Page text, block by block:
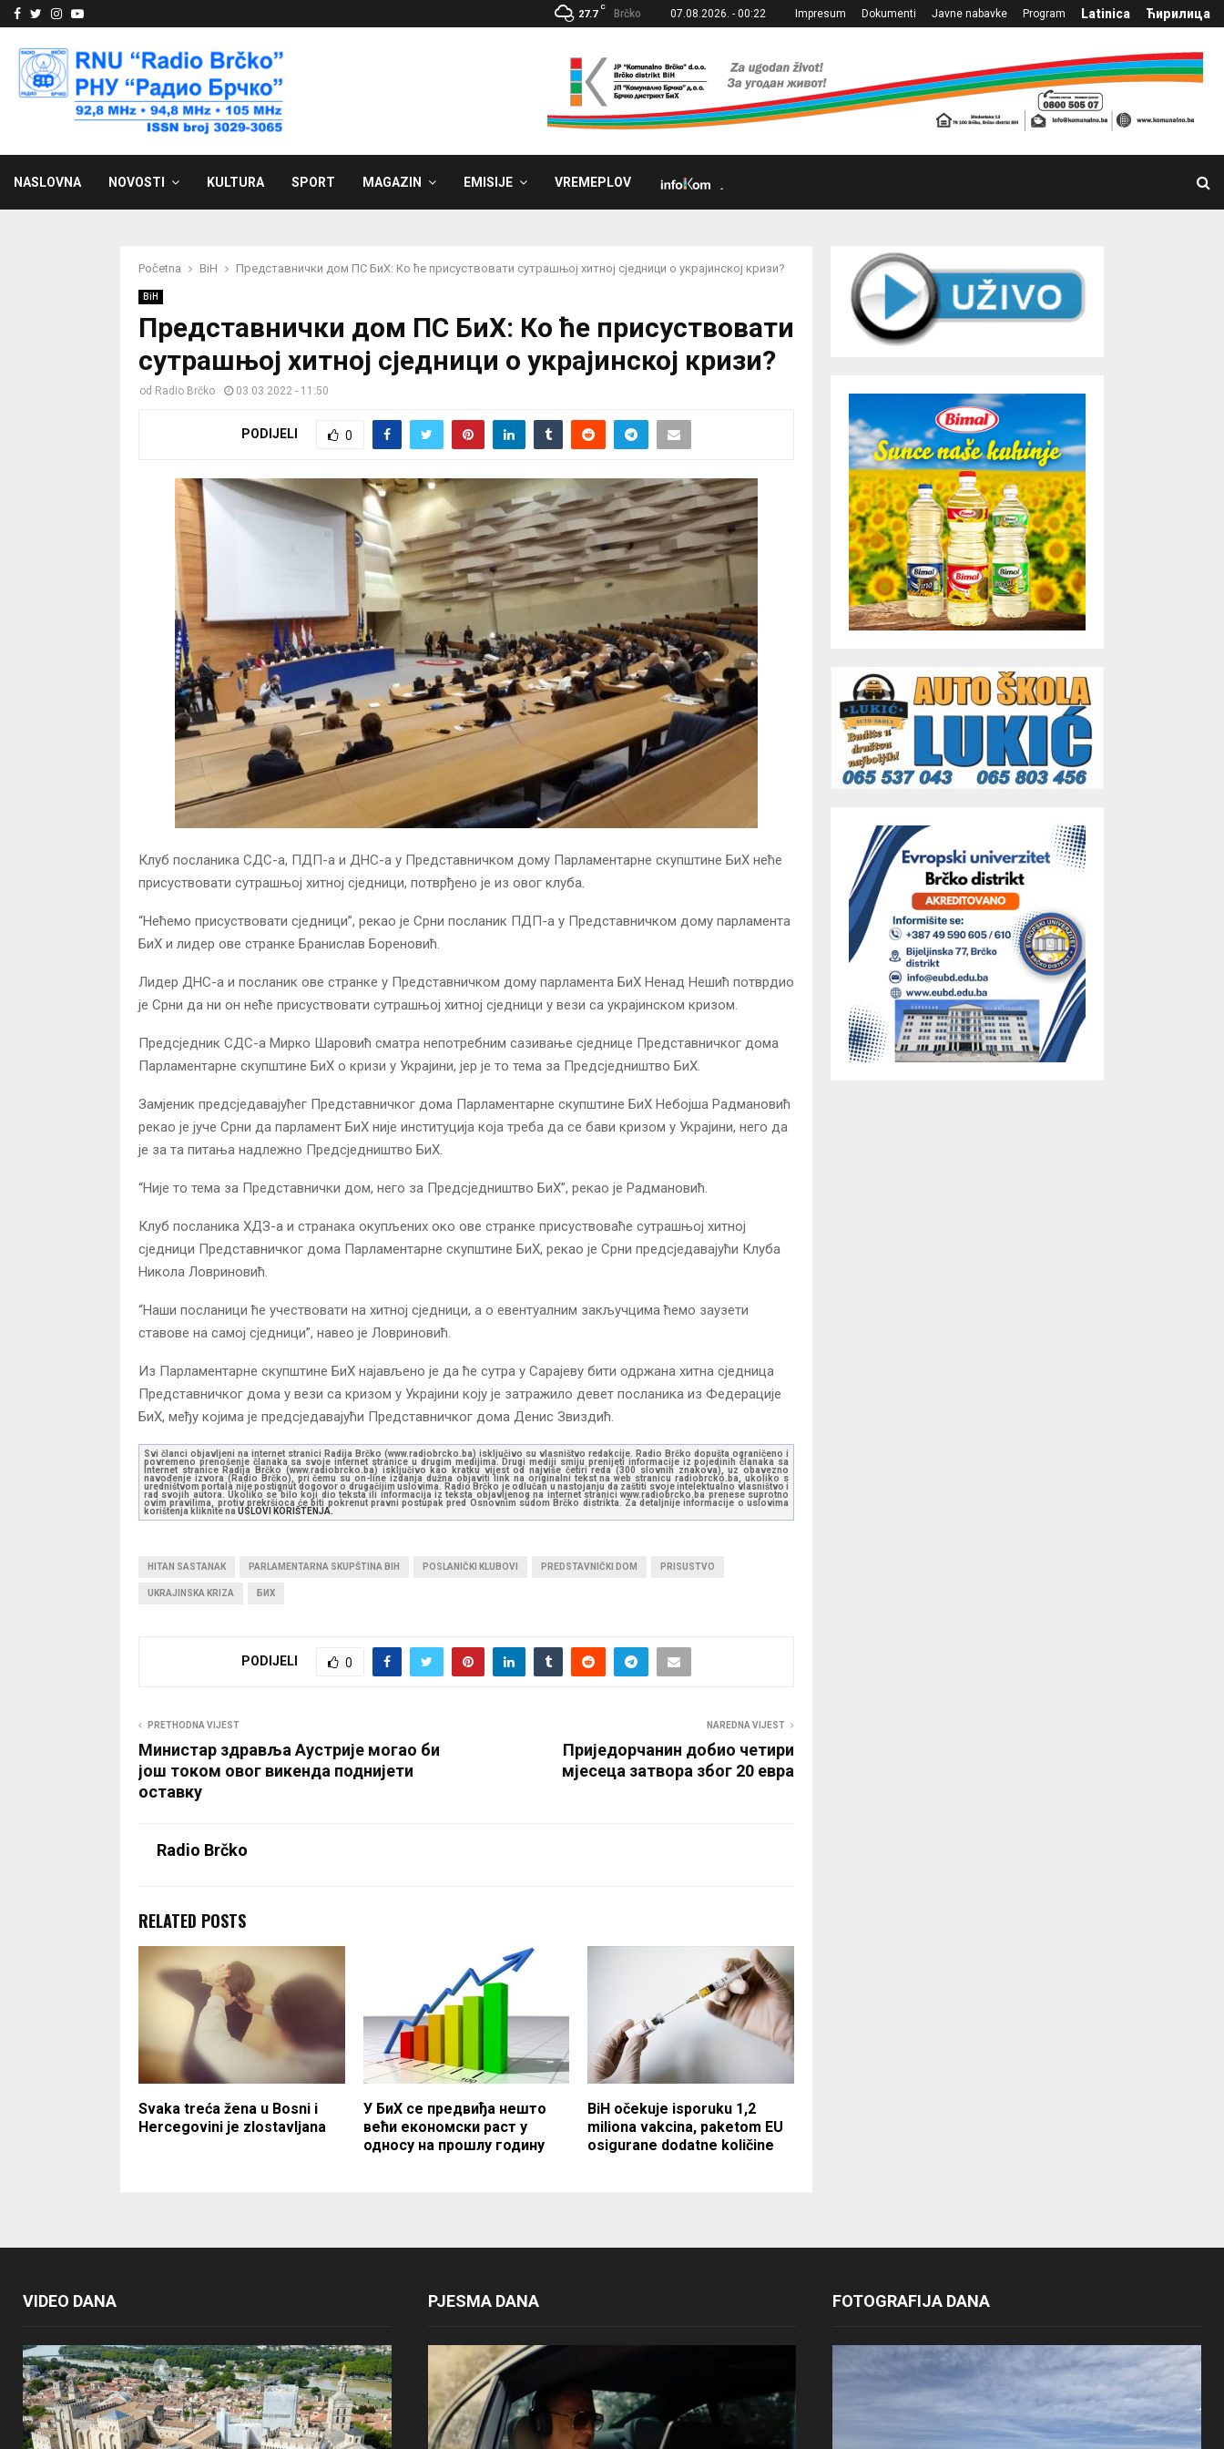
Facebook
Twitter
Instagram
Youtube 27.7
C
Brčko 07.08.2026. - 00:22 Impresum Dokumenti Javne nabavke Program Latinica Ћирилица
NASLOVNA NOVOSTI KULTURA SPORT MAGAZIN EMISIJE VREMEPLOV
Početna BiH Представнички дом ПС БиХ: Ко ће присуствовати сутрашњој хитној сједници о украјинској кризи?
BiH
Представнички дом ПС БиХ: Ко ће присуствовати
сутрашњој хитној сједници о украјинској кризи?
od Radio Brčko 03.03.2022 - 11:50
PODIJELI 0
Клуб посланика СДС-а, ПДП-а и ДНС-а у Представничком дому Парламентарне скупштине БиХ неће
присуствовати сутрашњој хитној сједници, потврђено је из овог клуба.
“Нећемо присуствовати сједници”, рекао је Срни посланик ПДП-а у Представничком дому парламента
БиХ и лидер ове странке Бранислав Бореновић.
Лидер ДНС-а и посланик ове странке у Представничком дому парламента БиХ Ненад Нешић потврдио
је Срни да ни он неће присуствовати сутрашњој хитној сједници у вези са украјинском кризом.
Предсједник СДС-а Мирко Шаровић сматра непотребним сазивање сједнице Представничког дома
Парламентарне скупштине БиХ о кризи у Украјини, јер је то тема за Предсједништво БиХ.
Замјеник предсједавајућег Представничког дома Парламентарне скупштине БиХ Небојша Радмановић
рекао је јуче Срни да парламент БиХ није институција која треба да се бави кризом у Украјини, него да
је за та питања надлежно Предсједништво БиХ.
“Није то тема за Представнички дом, него за Предсједништво БиХ”, рекао је Радмановић.
Клуб посланика ХДЗ-а и странака окупљених око ове странке присуствоваће сутрашњој хитној
сједници Представничког дома Парламентарне скупштине БиХ, рекао је Срни предсједавајући Клуба
Никола Ловриновић.
“Наши посланици ће учествовати на хитној сједници, а о евентуалним закључцима ћемо заузети
ставове на самој сједници”, навео је Ловриновић.
Из Парламентарне скупштине БиХ најављено је да ће сутра у Сарајеву бити одржана хитна сједница
Представничког дома у вези са кризом у Украјини коју је затражило девет посланика из Федерације
БиХ, међу којима је предсједавајући Представничког дома Денис Звиздић.
Svi članci objavljeni na internet stranici Radija Brčko (www.radiobrcko.ba) isključivo su vlasništvo redakcije. Radio Brčko dopušta ograničeno i
povremeno prenošenje članaka sa svoje internet stranice u drugim medijima. Drugi mediji smiju prenijeti informacije iz pojedinih članaka sa
Internet stranice Radija Brčko (www.radiobrcko.ba) isključivo kao kratku vijest od najviše četiri reda (300 slovnih znakova), uz obavezno
navođenje izvora (Radio Brčko), pri čemu su on-line izdanja dužna objaviti link na originalni tekst na web stranicu radiobrcko.ba, ukoliko s
uredništvom portala nije postignut dogovor o drugačijim uslovima. Radio Brčko je odlučan u nastojanju da zaštiti svoje intelektualno vlasništvo i
rad svojih autora. Ukoliko se bilo koji dio teksta ili informacija iz teksta objavljenog na internet stranici www.radiobrcko.ba prenese suprotno
ovim pravilima, protiv prekršioca će biti pokrenut pravni postupak pred Osnovnim sudom Brčko distrikta. Za detaljnije informacije o uslovima
korištenja kliknite na USLOVI KORIŠTENJA.
HITAN SASTANAK PARLAMENTARNA SKUPŠTINA BIH POSLANIČKI KLUBOVI PREDSTAVNIČKI DOM PRISUSTVO
UKRAJINSKA KRIZA БИХ
PODIJELI 0
PRETHODNA VIJEST
Министар здравља Аустрије могао би
још током овог викенда поднијети
оставку
NAREDNA VIJEST
Приједорчанин добио четири
мјесеца затвора због 20 евра
Radio Brčko
RELATED POSTS
Svaka treća žena u Bosni i
Hercegovini je zlostavljana
У БиХ се предвиђа нешто
већи економски раст у
односу на прошлу годину
BiH očekuje isporuku 1,2
miliona vakcina, paketom EU
osigurane dodatne količine
VIDEO DANA PJESMA DANA FOTOGRAFIJA DANA